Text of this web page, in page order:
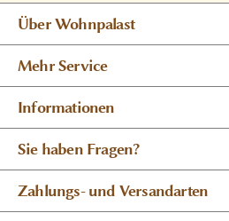
Über Wohnpalast
Mehr Service
Informationen
Sie haben Fragen?
Zahlungs- und Versandarten